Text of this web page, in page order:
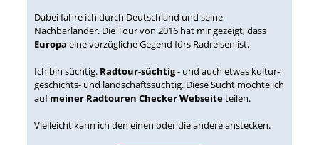
Dabei fahre ich durch Deutschland und seine
Nachbarländer. Die Tour von 2016 hat mir gezeigt, dass
Europa eine vorzügliche Gegend fürs Radreisen ist.
Ich bin süchtig. Radtour-süchtig- und auch etwas kultur-,
geschichts- und landschaftssüchtig. Diese Sucht möchte ich
aufmeiner Radtouren Checker Webseiteteilen.
Vielleicht kann ich den einen oder die andere anstecken.